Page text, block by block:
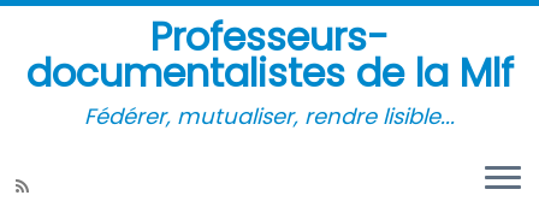
Professeurs-
documentalistes de la Mlf
Fédérer, mutualiser, rendre lisible...